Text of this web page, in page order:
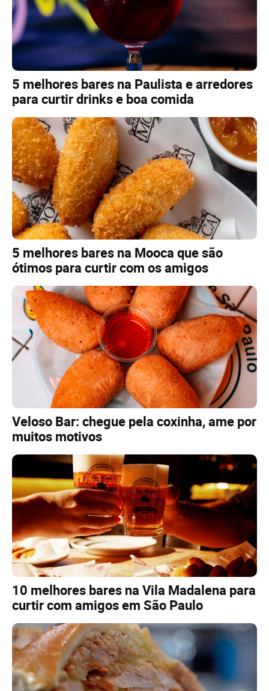
5 melhores bares na Paulista e arredores
para curtir drinks e boa comida
5 melhores bares na Mooca que são
ótimos para curtir com os amigos
Veloso Bar: chegue pela coxinha, ame por
muitos motivos
10 melhores bares na Vila Madalena para
curtir com amigos em São Paulo